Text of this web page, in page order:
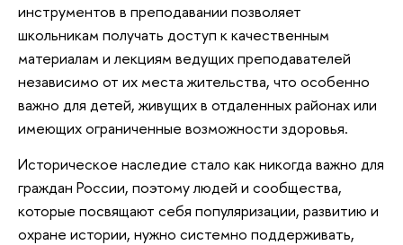
инструментов в преподавании позволяет
школьникам получать доступ к качественным
материалам и лекциям ведущих преподавателей
независимо от их места жительства, что особенно
важно для детей, живущих в отдаленных районах или
имеющих ограниченные возможности здоровья.
Историческое наследие стало как никогда важно для
граждан России, поэтому людей и сообщества,
которые посвящают себя популяризации, развитию и
охране истории, нужно системно поддерживать,